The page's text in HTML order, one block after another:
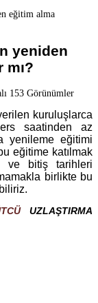
eğitim alma
yeniden
mı?
153 Görünümler
kuruluşlarca
saatinden az
yenileme eğitimi
eğitime katılmak
ve bitiş tarihleri
birlikte bu
UZLAŞTIRMA